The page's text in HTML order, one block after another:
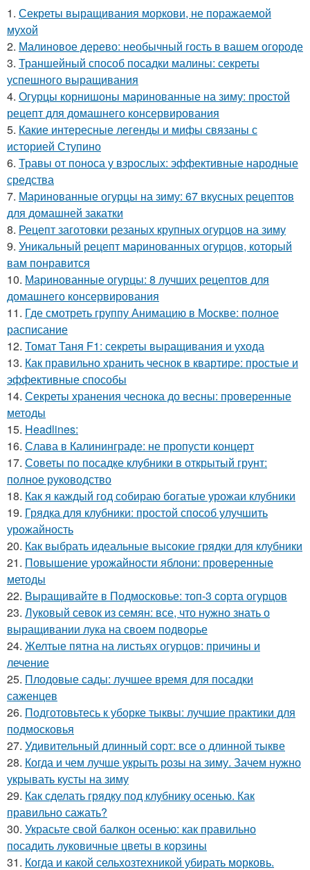
1. Секреты выращивания моркови, не поражаемой
мухой
2. Малиновое дерево: необычный гость в вашем огороде
3. Траншейный способ посадки малины: секреты
успешного выращивания
4. Огурцы корнишоны маринованные на зиму: простой
рецепт для домашнего консервирования
5. Какие интересные легенды и мифы связаны с
историей Ступино
6. Травы от поноса у взрослых: эффективные народные
средства
7. Маринованные огурцы на зиму: 67 вкусных рецептов
для домашней закатки
8. Рецепт заготовки резаных крупных огурцов на зиму
9. Уникальный рецепт маринованных огурцов, который
вам понравится
10. Маринованные огурцы: 8 лучших рецептов для
домашнего консервирования
11. Где смотреть группу Анимацию в Москве: полное
расписание
12. Томат Таня F1: секреты выращивания и ухода
13. Как правильно хранить чеснок в квартире: простые и
эффективные способы
14. Секреты хранения чеснока до весны: проверенные
методы
15. Headlines:
16. Слава в Калининграде: не пропусти концерт
17. Советы по посадке клубники в открытый грунт:
полное руководство
18. Как я каждый год собираю богатые урожаи клубники
19. Грядка для клубники: простой способ улучшить
урожайность
20. Как выбрать идеальные высокие грядки для клубники
21. Повышение урожайности яблони: проверенные
методы
22. Выращивайте в Подмосковье: топ-3 сорта огурцов
23. Луковый севок из семян: все, что нужно знать о
выращивании лука на своем подворье
24. Желтые пятна на листьях огурцов: причины и
лечение
25. Плодовые сады: лучшее время для посадки
саженцев
26. Подготовьтесь к уборке тыквы: лучшие практики для
подмосковья
27. Удивительный длинный сорт: все о длинной тыкве
28. Когда и чем лучше укрыть розы на зиму. Зачем нужно
укрывать кусты на зиму
29. Как сделать грядку под клубнику осенью. Как
правильно сажать?
30. Украсьте свой балкон осенью: как правильно
посадить луковичные цветы в корзины
31. Когда и какой сельхозтехникой убирать морковь.